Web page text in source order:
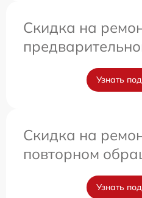
Скидка на
Узнать
Скидка на
повторном
Узнать